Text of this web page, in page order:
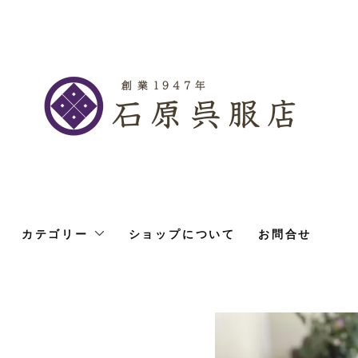
カテゴリー ショップについて お問合せ